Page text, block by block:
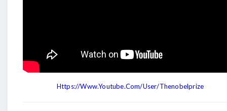
Https://www.youtube.com/user/thenobelprize